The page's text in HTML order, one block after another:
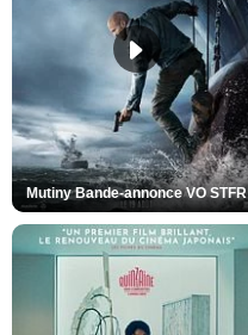
Mutiny Bande-annonce VO STFR